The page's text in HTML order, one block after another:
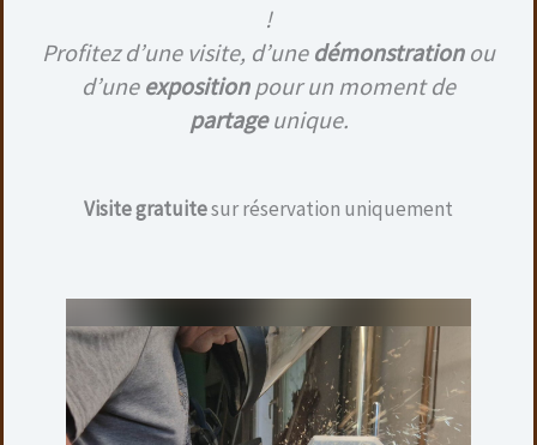
!
Profitez d’une visite, d’une démonstrationou
d’une exposition pour un moment de
partageunique.
Visite gratuitesur réservation uniquement
Ajouter au panier